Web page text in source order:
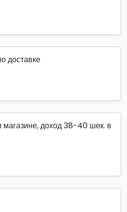
доставке
магазине, доход 38-40 шек. в